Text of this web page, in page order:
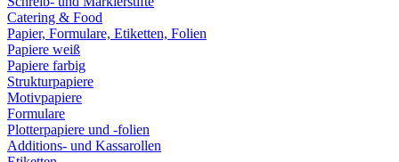
Catering & Food
Papier, Formulare, Etiketten, Folien
Papiere weiß
Papiere farbig
Strukturpapiere
Motivpapiere
Formulare
Plotterpapiere und -folien
Additions- und Kassarollen